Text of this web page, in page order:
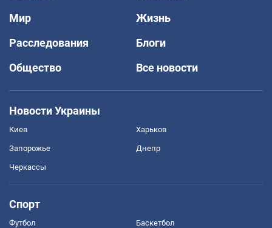
Мир
Жизнь
Расследования
Блоги
Общество
Все новости
Новости Украины
Киев Харьков
Запорожье Днепр
Черкассы
Спорт
Футбол Баскетбол